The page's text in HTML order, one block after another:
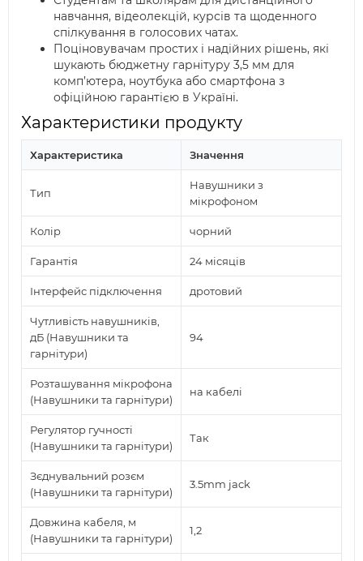
навчання, відеолекцій, курсів та щоденного
спілкування в голосових чатах.
Поціновувачам простих і надійних рішень, які
шукають бюджетну гарнітуру 3,5 мм для
комп’ютера, ноутбука або смартфона з
офіційною гарантією в Україні.
Характеристики продукту
Характеристика Значення
Тип
Навушники з
мікрофоном
Колір чорний
Гарантія 24 місяців
Інтерфейс підключення дротовий
Чутливість навушників,
дБ (Навушники та
гарнітури)
94
Розташування мікрофона
(Навушники та гарнітури)
на кабелі
Регулятор гучності
(Навушники та гарнітури)
Так
Зєднувальний розєм
(Навушники та гарнітури)
3.5mm jack
Довжина кабеля, м
(Навушники та гарнітури)
1,2